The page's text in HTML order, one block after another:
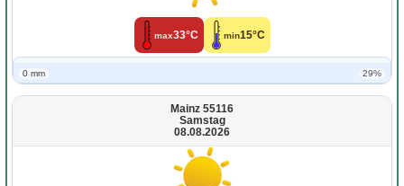
max33°C min15°C
0 mm 29%
Mainz 55116
Samstag
08.08.2026